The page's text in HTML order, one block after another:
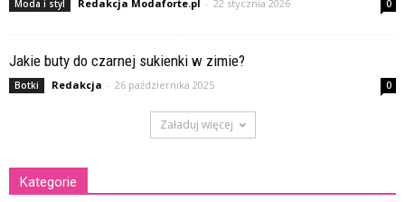
Moda i styl Redakcja Modaforte.pl - 22 stycznia 2026 0
Jakie buty do czarnej sukienki w zimie?
Botki Redakcja - 26 października 2025 0
Załaduj więcej
Kategorie